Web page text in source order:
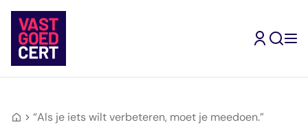
Skip
content
Ik ben
Terug
Terug
Terug
Terug
Terug
Terug
“Als je iets wilt verbeteren, moet je meedoen.”